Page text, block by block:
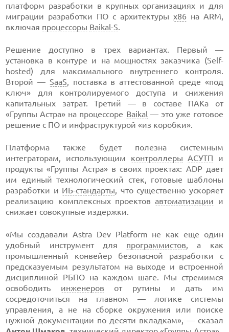
платформ разработки в крупных организациях и для
миграции разработки ПО с архитектуры x86на ARM,
включая процессоры Baikal-S.
Решение доступно в трех вариантах. Первый —
установка в контуре и на мощностях заказчика (Self-
hosted) для максимального внутреннего контроля.
Второй — SaaS, поставка в аттестованной среде «под
ключ» для контролируемого доступа и снижения
капитальных затрат. Третий — в составе ПАКа от
«Группы Астра» на процессоре Baikal — это уже готовое
решение с ПО и инфраструктурой «из коробки».
Платформа также будет полезна системным
интеграторам, использующим контроллеры АСУТП и
продукты «Группы Астра» в своих проектах: ADP дает
им единый технологический стек, готовые шаблоны
разработки и ИБ-стандарты, что существенно ускоряет
реализацию комплексных проектовавтоматизации и
снижает совокупные издержки.
«Мы создавали Astra Dev Platform не как еще один
удобный инструмент для программистов, а как
промышленный конвейер безопасной разработки с
предсказуемым результатом на выходе и встроенной
дисциплиной РБПО на каждом шаге. Мы стремимся
освободить инженеров от рутины и дать им
сосредоточиться на главном — логике системы
управления, а не на сборке окружения или поиске
нужной документации по десяти вкладкам», — сказал